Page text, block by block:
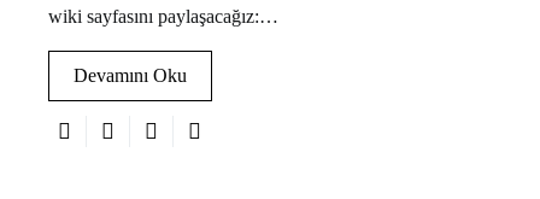
wiki sayfasını paylaşacağız:…
Devamını Oku